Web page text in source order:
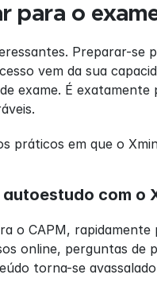
para o
Preparar-se
vem da sua
exame. É
práticos em que o
com o
o CAPM,
online, perguntas de
torna-se